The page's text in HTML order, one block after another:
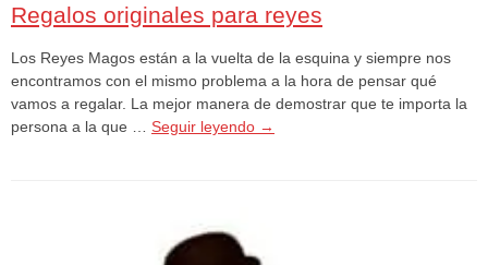
Regalos originales para reyes
Los Reyes Magos están a la vuelta de la esquina y siempre nos
encontramos con el mismo problema a la hora de pensar qué
vamos a regalar. La mejor manera de demostrar que te importa la
persona a la que … Seguir leyendo →